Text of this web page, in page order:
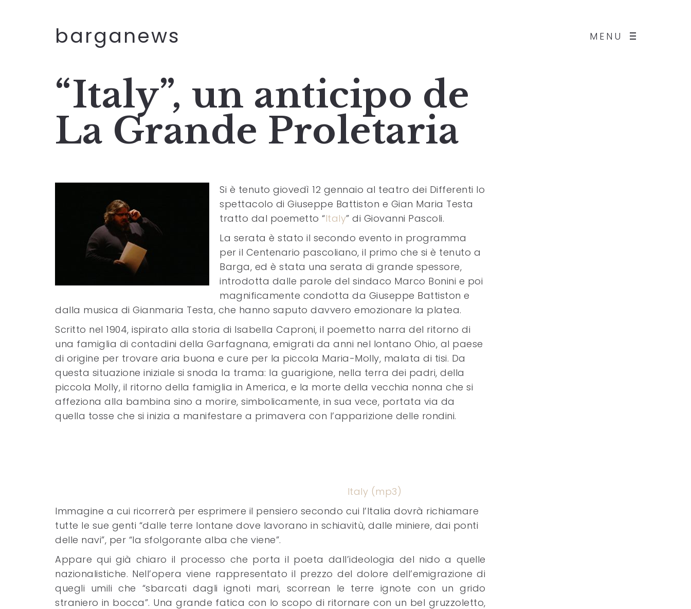
MENU
barganews
“Italy”, un anticipo de
La Grande Proletaria
Si è tenuto giovedì 12 gennaio al teatro dei Differenti lo
spettacolo di Giuseppe Battiston e Gian Maria Testa
tratto dal poemetto “Italy” di Giovanni Pascoli.
La serata è stato il secondo evento in programma
per il Centenario pascoliano, il primo che si è tenuto a
Barga, ed è stata una serata di grande spessore,
introdotta dalle parole del sindaco Marco Bonini e poi
magnificamente condotta da Giuseppe Battiston e
dalla musica di Gianmaria Testa, che hanno saputo davvero emozionare la platea.
Scritto nel 1904, ispirato alla storia di Isabella Caproni, il poemetto narra del ritorno di
una famiglia di contadini della Garfagnana, emigrati da anni nel lontano Ohio, al paese
di origine per trovare aria buona e cure per la piccola Maria-Molly, malata di tisi. Da
questa situazione iniziale si snoda la trama: la guarigione, nella terra dei padri, della
piccola Molly, il ritorno della famiglia in America, e la morte della vecchia nonna che si
affeziona alla bambina sino a morire, simbolicamente, in sua vece, portata via da
quella tosse che si inizia a manifestare a primavera con l’apparizione delle rondini.
Italy (mp3)
Immagine a cui ricorrerà per esprimere il pensiero secondo cui l’Italia dovrà richiamare
tutte le sue genti “dalle terre lontane dove lavorano in schiavitù, dalle miniere, dai ponti
delle navi”, per “la sfolgorante alba che viene”.
Appare qui già chiaro il processo che porta il poeta dall’ideologia del nido a quelle
nazionalistiche. Nell’opera viene rappresentato il prezzo del dolore dell’emigrazione di
quegli umili che “sbarcati dagli ignoti mari, scorrean le terre ignote con un grido
straniero in bocca”. Una grande fatica con lo scopo di ritornare con un bel gruzzoletto,